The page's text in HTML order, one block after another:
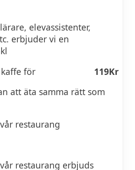
elevassistenter,
erbjuder vi en
för
119Kr
att äta samma rätt som
restaurang
restaurang erbjuds